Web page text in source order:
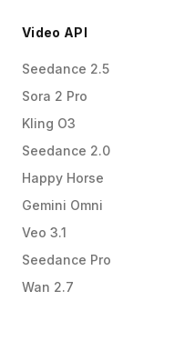
Video API
Seedance 2.5
Sora 2 Pro
Kling O3
Seedance 2.0
Happy Horse
Gemini Omni
Veo 3.1
Seedance Pro
Wan 2.7